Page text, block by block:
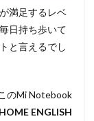
満足するレベ
日持ち歩いて
と言えるでし
のMi Notebook
ENGLISH